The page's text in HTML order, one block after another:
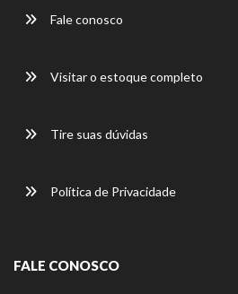
Fale conosco
Visitar o estoque completo
Tire suas dúvidas
Política de Privacidade
FALE CONOSCO